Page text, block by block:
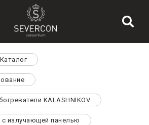
Каталог
KALASHNIKOV
с излучающей панелью